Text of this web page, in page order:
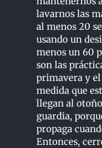
lavarnos las
al menos 20
usando un
menos un 60
son las
primavera y el
medida que
llegan al
guardia,
propaga
Entonces,